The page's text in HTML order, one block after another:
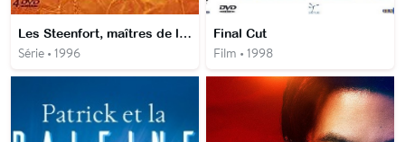
Les Steenfort, maîtres de l'orge
Série • 1996
Final Cut
Film • 1998